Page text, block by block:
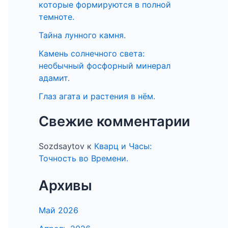
которые формируются в полной
темноте.
Тайна лунного камня.
Камень солнечного света:
необычный фосфорный минерал
адамит.
Глаз агата и растения в нём.
Свежие комментарии
Sozdsaytov к Кварц и Часы:
Точность во Времени.
Архивы
Май 2026